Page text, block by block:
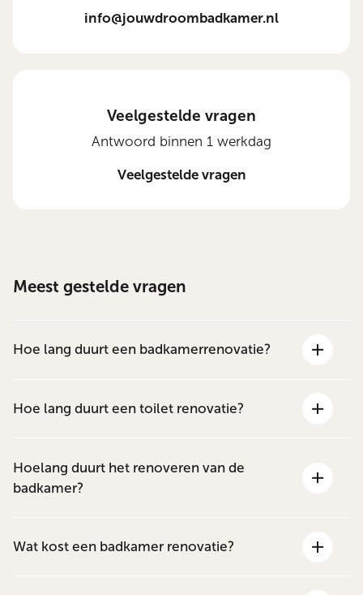
info@jouwdroombadkamer.nl
Veelgestelde vragen
Antwoord binnen 1 werkdag
Veelgestelde vragen
Meest gestelde vragen
Hoe lang duurt een badkamerrenovatie?
Hoe lang duurt een toilet renovatie?
Hoelang duurt het renoveren van de
badkamer?
Wat kost een badkamer renovatie?